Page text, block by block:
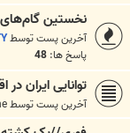
نخستین گام‌های
آخرین پست توسط
پاسخ ها: 48
توانایی ایران
آخرین پست توسط